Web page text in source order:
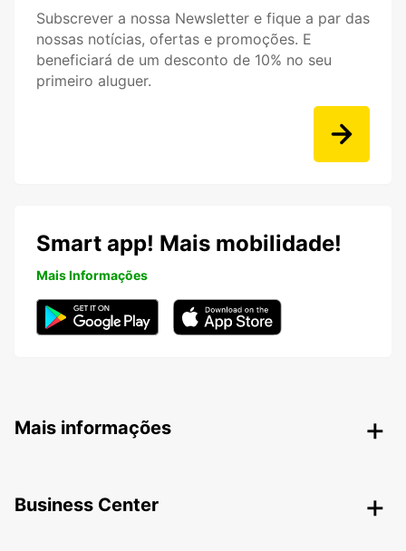
Subscrever a nossa Newsletter e fique a par das
nossas notícias, ofertas e promoções. E
beneficiará de um desconto de 10% no seu
primeiro aluguer.
Smart app! Mais mobilidade!
Mais Informações
Mais informações
Business Center